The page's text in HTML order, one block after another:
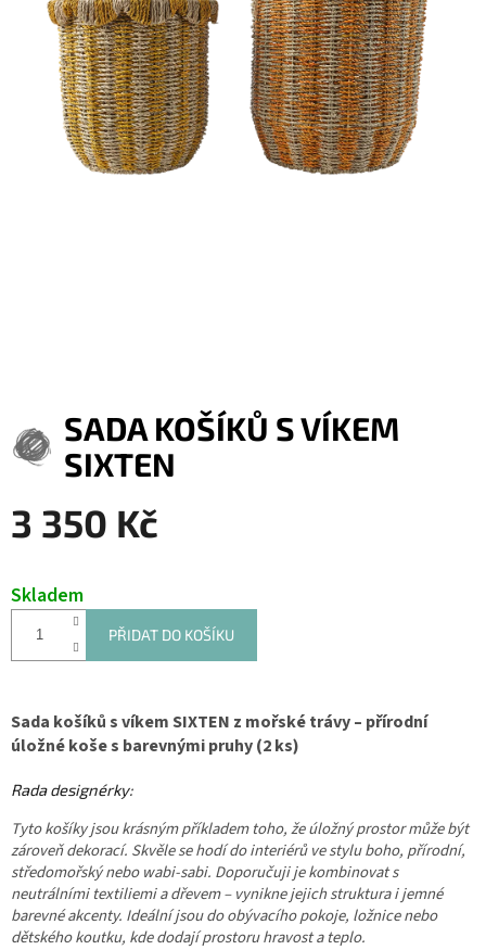
SADA KOŠÍKŮ S VÍKEM
SIXTEN
3 350 Kč
Skladem
PŘIDAT DO KOŠÍKU
Sada košíků s víkem SIXTEN z mořské trávy – přírodní
úložné koše s barevnými pruhy (2 ks)
Rada designérky:
Tyto košíky jsou krásným příkladem toho, že úložný prostor může být
zároveň dekorací. Skvěle se hodí do interiérů ve stylu boho, přírodní,
středomořský nebo wabi-sabi. Doporučuji je kombinovat s
neutrálními textiliemi a dřevem – vynikne jejich struktura i jemné
barevné akcenty. Ideální jsou do obývacího pokoje, ložnice nebo
dětského koutku, kde dodají prostoru hravost a teplo.